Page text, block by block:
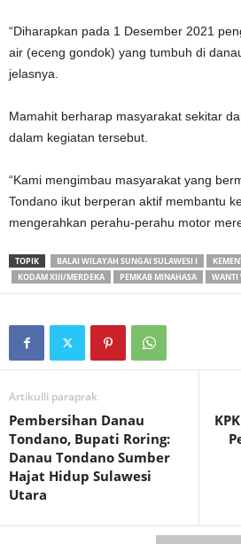
“Diharapkan pada 1 Desember 2021
air (eceng gondok) yang tumbuh di
jelasnya.
Mamahit berharap masyarakat sekitar
dalam kegiatan tersebut.
“Kami mengimbau masyarakat yang
Tondano ikut berperan aktif membantu
mengerahkan perahu-perahu motor
TOPIK BALAI WILAYAH SUNGAI SULAWESI I
KODAM XIII/MERDEKA
PEMKAB MINAHASA WANTI
Artikulli paraprak
Pembersihan Danau
Tondano, Bupati Roring:
Danau Tondano Sumber
Hajat Hidup Sulawesi
Utara